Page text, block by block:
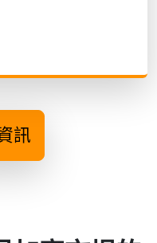
訊